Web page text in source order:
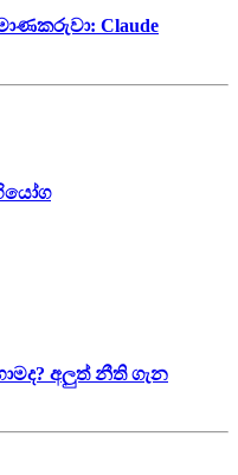
Claude
අලුත් නීති ගැන